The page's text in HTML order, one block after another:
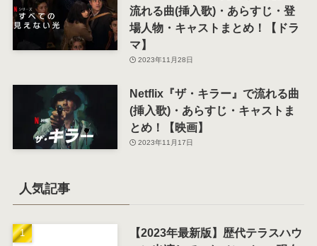
流れる曲(挿入歌)・あらすじ・登
場人物・キャストまとめ！【ドラ
マ】
2023年11月28日
Netflix『ザ・キラー』で流れる曲
(挿入歌)・あらすじ・キャストま
とめ！【映画】
2023年11月17日
人気記事
【2023年最新版】歴代テラスハウ